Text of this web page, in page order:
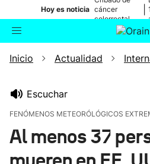
Hoy es noticia cáncer
colorrectal
Buscador
Inicio Actualidad
Escuchar
FENÓMENOS METEORÓLÓGICOS
Al menos 37